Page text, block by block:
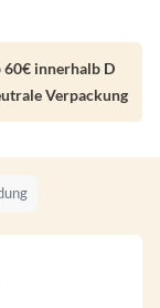
60€ innerhalb D
Verpackung